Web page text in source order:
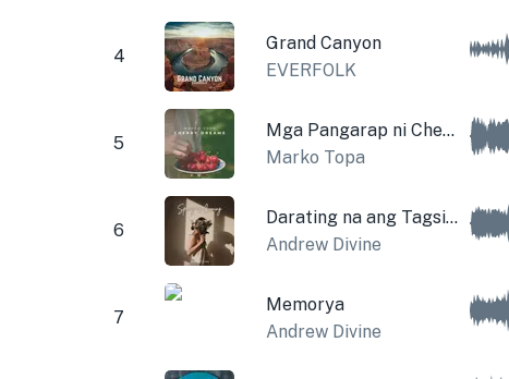
4
Grand Canyon
EVERFOLK
5
Mga Pangarap ni Cherry
Marko Topa
6
Darating na ang Tagsibol
Andrew Divine
7
Memorya
Andrew Divine